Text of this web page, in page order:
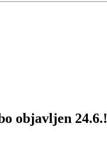
objavljen 24.6.!